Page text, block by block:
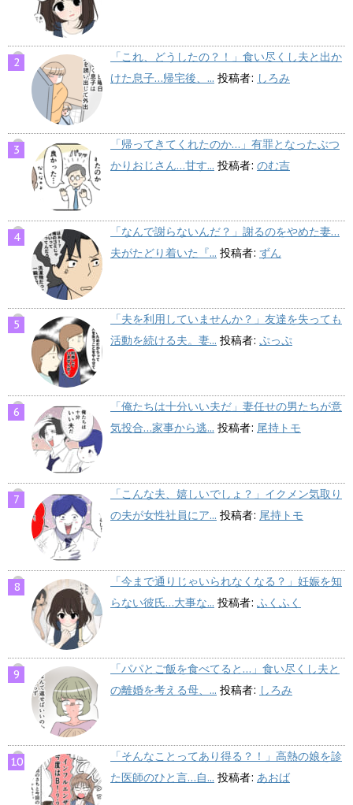
「これ、どうしたの？！」食い尽くし夫と出か
けた息子…帰宅後、... 投稿者: しろみ
「帰ってきてくれたのか…」有罪となったぶつ
かりおじさん…甘す... 投稿者: のむ吉
「なんで謝らないんだ？」謝るのをやめた妻…
夫がたどり着いた『... 投稿者: ずん
「夫を利用していませんか？」友達を失っても
活動を続ける夫。妻... 投稿者: ぷっぷ
「俺たちは十分いい夫だ」妻任せの男たちが意
気投合…家事から逃... 投稿者: 尾持トモ
「こんな夫、嬉しいでしょ？」イクメン気取り
の夫が女性社員にア... 投稿者: 尾持トモ
「今まで通りじゃいられなくなる？」妊娠を知
らない彼氏…大事な... 投稿者: ふくふく
「パパとご飯を食べてると…」食い尽くし夫と
の離婚を考える母、... 投稿者: しろみ
「そんなことってあり得る？！」高熱の娘を診
た医師のひと言…自... 投稿者: あおば